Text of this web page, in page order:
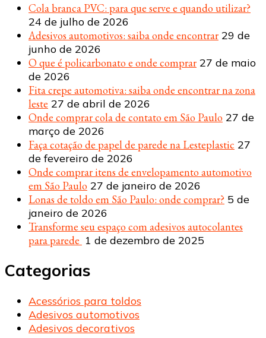
Cola branca PVC: para que serve e quando utilizar?
24 de julho de 2026
Adesivos automotivos: saiba onde encontrar 29 de
junho de 2026
O que é policarbonato e onde comprar 27 de maio
de 2026
Fita crepe automotiva: saiba onde encontrar na zona
leste 27 de abril de 2026
Onde comprar cola de contato em São Paulo 27 de
março de 2026
Faça cotação de papel de parede na Lesteplastic 27
de fevereiro de 2026
Onde comprar itens de envelopamento automotivo
em São Paulo 27 de janeiro de 2026
Lonas de toldo em São Paulo: onde comprar? 5 de
janeiro de 2026
Transforme seu espaço com adesivos autocolantes
para parede 1 de dezembro de 2025
Categorias
Acessórios para toldos
Adesivos automotivos
Adesivos decorativos